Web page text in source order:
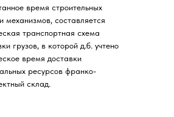
время строительных
механизмов, составляется
транспортная схема
грузов, в которой д.б. учтено
время доставки
ресурсов франко-
склад.